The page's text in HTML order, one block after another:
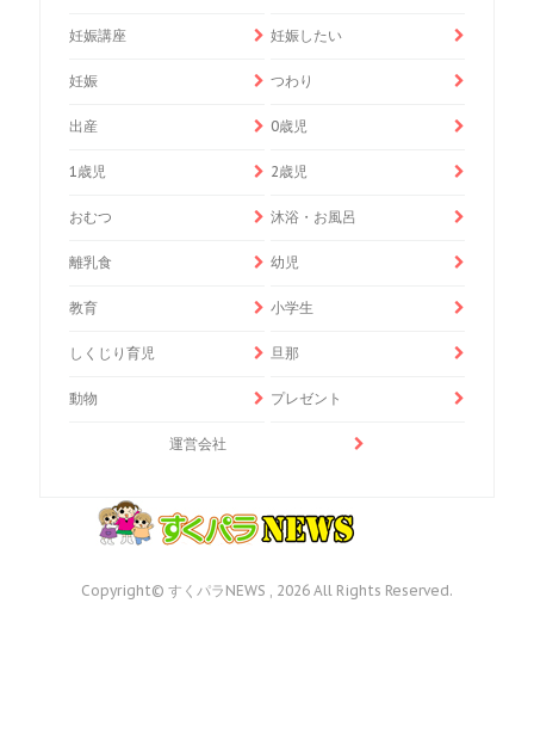
妊娠講座 妊娠したい
妊娠 つわり
出産 0歳児
1歳児 2歳児
おむつ 沐浴・お風呂
離乳食 幼児
教育 小学生
しくじり育児 旦那
動物 プレゼント
運営会社
Copyright© すくパラNEWS , 2026 All Rights Reserved.